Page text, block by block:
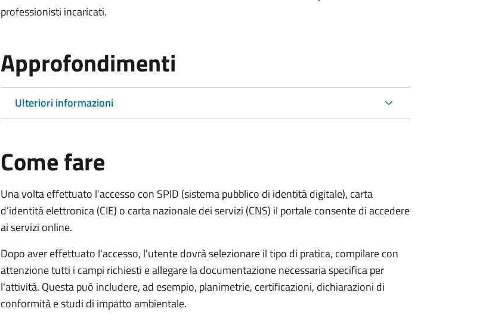
professionisti incaricati.
Approfondimenti
Ulteriori informazioni
Come fare
Una volta effettuato l'accesso con SPID (sistema pubblico di identità digitale), carta
d’identità elettronica (CIE) o carta nazionale dei servizi (CNS) il portale consente di accedere
ai servizi online.
Dopo aver effettuato l'accesso, l'utente dovrà selezionare il tipo di pratica, compilare con
attenzione tutti i campi richiesti e allegare la documentazione necessaria specifica per
l'attività. Questa può includere, ad esempio, planimetrie, certificazioni, dichiarazioni di
conformità e studi di impatto ambientale.